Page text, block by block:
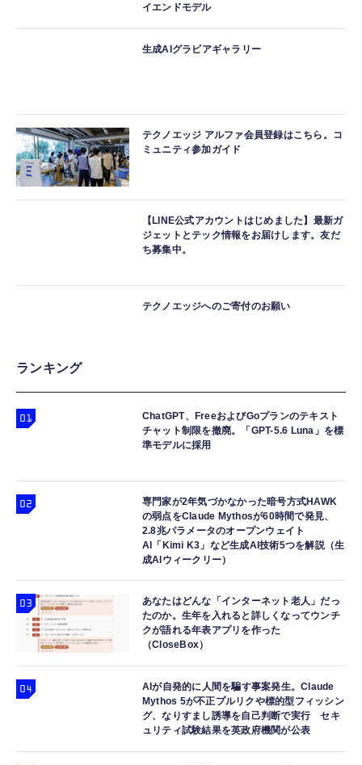
イエンドモデル
生成AIグラビアギャラリー
テクノエッジ アルファ会員登録はこちら。コ
ミュニティ参加ガイド
【LINE公式アカウントはじめました】最新ガ
ジェットとテック情報をお届けします。友だ
ち募集中。
テクノエッジへのご寄付のお願い
ランキング
ChatGPT、FreeおよびGoプランのテキスト
チャット制限を撤廃。「GPT-5.6 Luna」を標
準モデルに採用
専門家が2年気づかなかった暗号方式HAWK
の弱点をClaude Mythosが60時間で発見、
2.8兆パラメータのオープンウェイト
AI「Kimi K3」など生成AI技術5つを解説（生
成AIウィークリー）
あなたはどんな「インターネット老人」だっ
たのか。生年を入れると詳しくなってウンチ
クが語れる年表アプリを作った
（CloseBox）
AIが自発的に人間を騙す事案発生。Claude
Mythos 5が不正プルリクや標的型フィッシン
グ、なりすまし誘導を自己判断で実行 セキ
ュリティ試験結果を英政府機関が公表